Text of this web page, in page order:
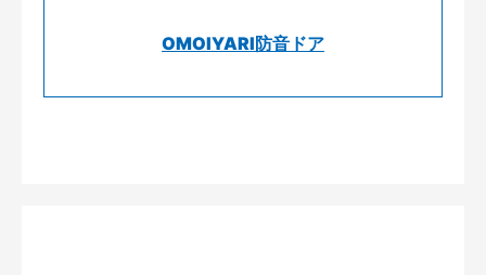
OMOIYARI防音ドア